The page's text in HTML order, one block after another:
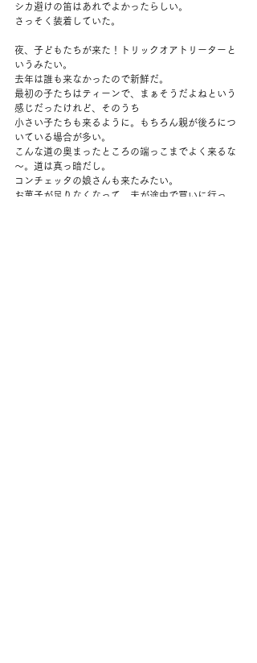
シカ避けの笛はあれでよかったらしい。
さっそく装着していた。
夜、子どもたちが来た！トリックオアトリーターと
いうみたい。
去年は誰も来なかったので新鮮だ。
最初の子たちはティーンで、まぁそうだよねという
感じだったけれど、そのうち
小さい子たちも来るように。もちろん親が後ろにつ
いている場合が多い。
こんな道の奥まったところの端っこまでよく来るな
～。道は真っ暗だし。
コンチェッタの娘さんも来たみたい。
お菓子が足りなくなって、夫が途中で買いに行っ